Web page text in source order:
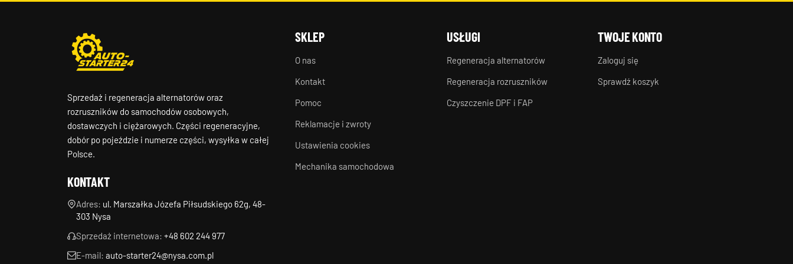
Sprzedaż i regeneracja alternatorów oraz
rozruszników do samochodów osobowych,
dostawczych i ciężarowych. Części regeneracyjne,
dobór po pojeździe i numerze części, wysyłka w całej
Polsce.
KONTAKT
Adres: ul. Marszałka Józefa Piłsudskiego 62g, 48-
303 Nysa
Sprzedaż internetowa: +48 602 244 977
E-mail: auto-starter24@nysa.com.pl
SKLEP
O nas
Kontakt
Pomoc
Reklamacje i zwroty
Ustawienia cookies
Mechanika samochodowa
USŁUGI
Regeneracja alternatorów
Regeneracja rozruszników
Czyszczenie DPF i FAP
TWOJE KONTO
Zaloguj się
Sprawdź koszyk